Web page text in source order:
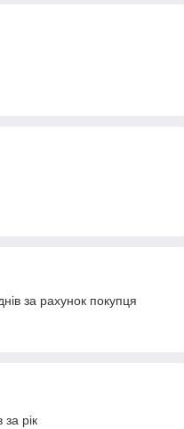
за рахунок покупця
за рік